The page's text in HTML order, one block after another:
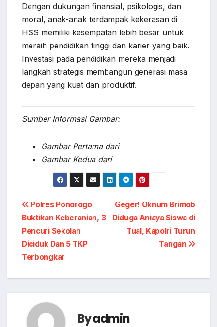
Dengan dukungan finansial, psikologis, dan
moral, anak-anak terdampak kekerasan di
HSS memiliki kesempatan lebih besar untuk
meraih pendidikan tinggi dan karier yang baik.
Investasi pada pendidikan mereka menjadi
langkah strategis membangun generasi masa
depan yang kuat dan produktif.
Sumber Informasi Gambar:
Gambar Pertama dari
Gambar Kedua dari
Post
navigation
Geger! Oknum Brimob
Diduga Aniaya Siswa di
Tual, Kapolri Turun
Tangan
Polres Ponorogo
Buktikan Keberanian, 3
Pencuri Sekolah
Diciduk Dan 5 TKP
Terbongkar
Byadmin